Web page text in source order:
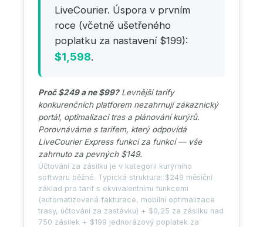
LiveCourier. Úspora v prvním
roce (včetně ušetřeného
poplatku za nastavení $199):
$1,598.
Proč $249 a ne $99?Levnější tarify
konkurenčních platforem nezahrnují zákaznický
portál, optimalizaci tras a plánování kurýrů.
Porovnáváme s tarifem, který odpovídá
LiveCourier Express funkci za funkcí — vše
zahrnuto za pevných $149.
Účtování za zásilku je v kategorii kurýrního
softwaru běžné. Typická struktura: $249 měsíční
základ pro tarif s ekvivalentními funkcemi
(automatizovaná fakturace, mobilní optimalizace
trasy, účtování za zastávku) + $0,25 za zásilku nad
750 zásilek + $199 jednorázový poplatek za